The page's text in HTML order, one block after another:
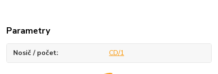
Parametry
Nosič / počet CD/1